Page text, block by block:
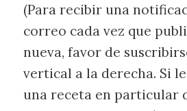
(Para recibir una
correo cada vez que
nueva, favor de
vertical a la derecha. Si
una receta en particular